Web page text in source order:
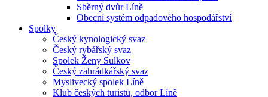
Sběrný dvůr Líně
Obecní systém odpadového hospodářství
Spolky
Český kynologický svaz
Český rybářský svaz
Spolek Ženy Sulkov
Český zahrádkářský svaz
Myslivecký spolek Líně
Klub českých turistů, odbor Líně